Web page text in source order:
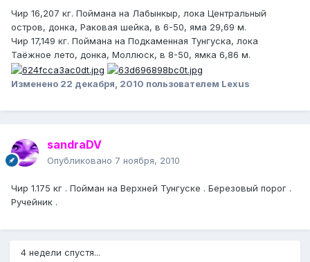
Чир 16,207 кг. Поймана на Лабынкыр, лока Центральный
остров, донка, Раковая шейка, в 6-50, яма 29,69 м.
Чир 17,149 кг. Поймана на Подкаменная Тунгуска, лока
Таёжное лето, донка, Моллюск, в 8-50, ямка 6,86 м.
Изменено 22 декабря, 2010 пользователем Lexus
sandraDV
Опубликовано 7 ноября, 2010
Чир 1.175 кг . Пойман на Верхней Тунгуске . Березовый порог .
Ручейник .
4 недели спустя...